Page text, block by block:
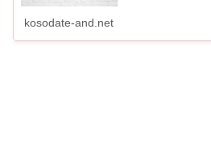
kosodate-and.net